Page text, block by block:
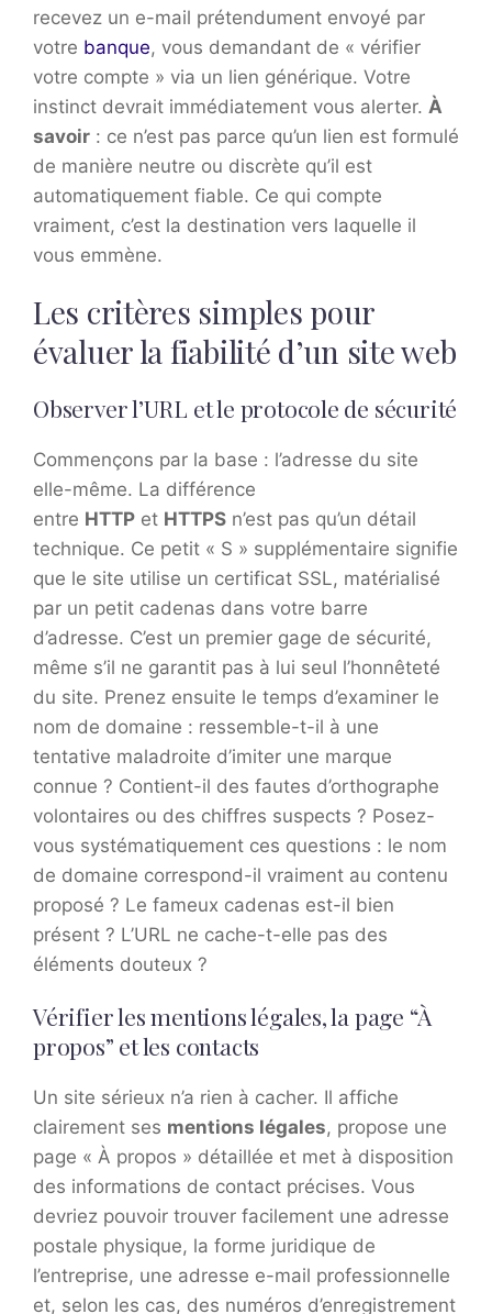
recevez un e-mail prétendument envoyé par
votre banque, vous demandant de « vérifier
votre compte » via un lien générique. Votre
instinct devrait immédiatement vous alerter. À
savoir : ce n’est pas parce qu’un lien est formulé
de manière neutre ou discrète qu’il est
automatiquement fiable. Ce qui compte
vraiment, c’est la destination vers laquelle il
vous emmène.
Les critères simples pour
évaluer la fiabilité d’un site web
Observer l’URL et le protocole de sécurité
Commençons par la base : l’adresse du site
elle-même. La différence
entre HTTP et HTTPS n’est pas qu’un détail
technique. Ce petit « S » supplémentaire signifie
que le site utilise un certificat SSL, matérialisé
par un petit cadenas dans votre barre
d’adresse. C’est un premier gage de sécurité,
même s’il ne garantit pas à lui seul l’honnêteté
du site. Prenez ensuite le temps d’examiner le
nom de domaine : ressemble-t-il à une
tentative maladroite d’imiter une marque
connue ? Contient-il des fautes d’orthographe
volontaires ou des chiffres suspects ? Posez-
vous systématiquement ces questions : le nom
de domaine correspond-il vraiment au contenu
proposé ? Le fameux cadenas est-il bien
présent ? L’URL ne cache-t-elle pas des
éléments douteux ?
Vérifier les mentions légales, la page “À
propos” et les contacts
Un site sérieux n’a rien à cacher. Il affiche
clairement ses mentions légales, propose une
page « À propos » détaillée et met à disposition
des informations de contact précises. Vous
devriez pouvoir trouver facilement une adresse
postale physique, la forme juridique de
l’entreprise, une adresse e-mail professionnelle
et, selon les cas, des numéros d’enregistrement